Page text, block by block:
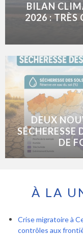
BILAN
2026 : TRÈS
DEUX
SÉCHERESSE
DE
À LA
Crise migratoire à
contrôles aux